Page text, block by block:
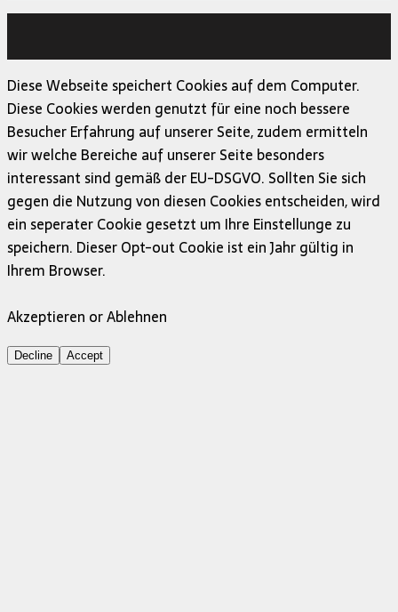
Diese Webseite speichert Cookies auf dem Computer.
Diese Cookies werden genutzt für eine noch bessere
Besucher Erfahrung auf unserer Seite, zudem ermitteln
wir welche Bereiche auf unserer Seite besonders
interessant sind gemäß der EU-DSGVO. Sollten Sie sich
gegen die Nutzung von diesen Cookies entscheiden, wird
ein seperater Cookie gesetzt um Ihre Einstellunge zu
speichern. Dieser Opt-out Cookie ist ein Jahr gültig in
Ihrem Browser.
Akzeptieren or Ablehnen
Decline Accept